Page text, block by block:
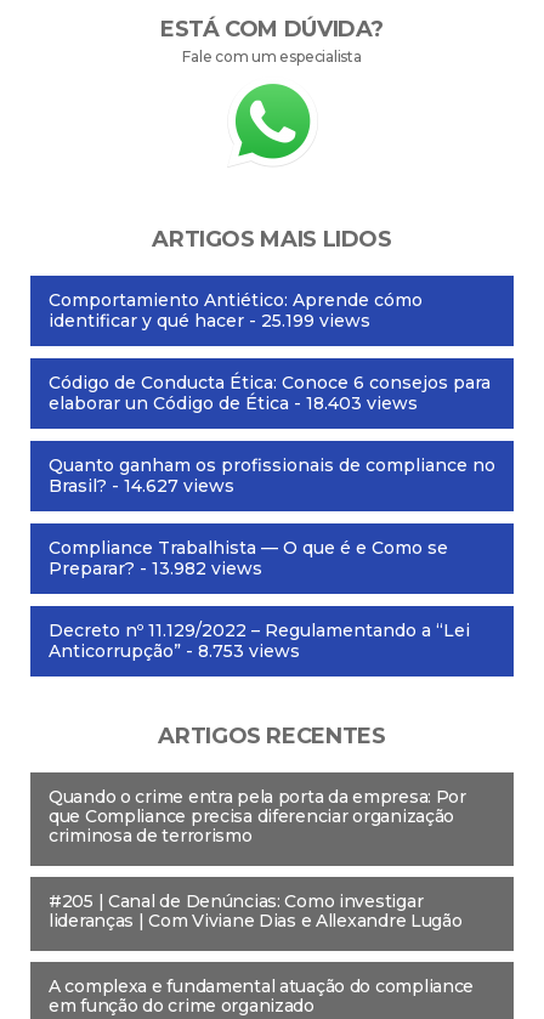
ESTÁ COM DÚVIDA?
Fale com um especialista
ARTIGOS MAIS LIDOS
Comportamiento Antiético: Aprende cómo
identificar y qué hacer - 25.199 views
Código de Conducta Ética: Conoce 6 consejos para
elaborar un Código de Ética - 18.403 views
Quanto ganham os profissionais de compliance no
Brasil? - 14.627 views
Compliance Trabalhista — O que é e Como se
Preparar? - 13.982 views
Decreto nº 11.129/2022 – Regulamentando a “Lei
Anticorrupção” - 8.753 views
ARTIGOS RECENTES
Quando o crime entra pela porta da empresa: Por
que Compliance precisa diferenciar organização
criminosa de terrorismo
#205 | Canal de Denúncias: Como investigar
lideranças | Com Viviane Dias e Allexandre Lugão
A complexa e fundamental atuação do compliance
em função do crime organizado